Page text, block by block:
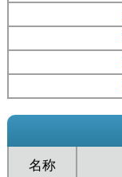
名称